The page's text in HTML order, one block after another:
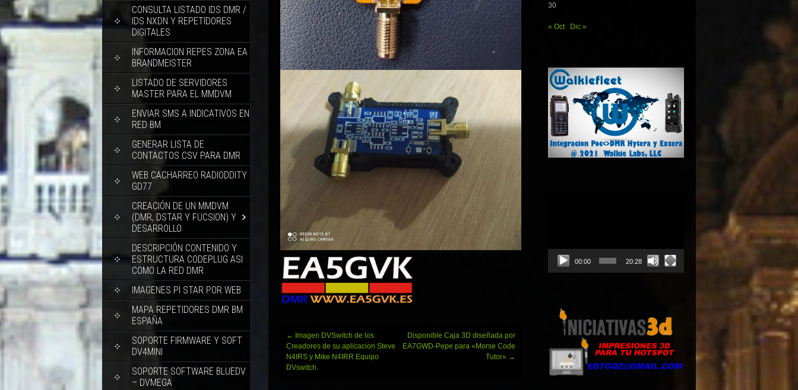
CONSULTA LISTADO IDS DMR /
IDS NXDN Y REPETIDORES
DIGITALES
INFORMACION REPES ZONA EA
BRANDMEISTER
LISTADO DE SERVIDORES
MASTER PARA EL MMDVM
ENVIAR SMS A INDICATIVOS EN
RED BM
GENERAR LISTA DE
CONTACTOS CSV PARA DMR
WEB CACHARREO RADIODDITY
GD77
CREACIÓN DE UN MMDVM
(DMR, DSTAR Y FUCSION) Y
DESARROLLO
DESCRIPCIÓN CONTENIDO Y
ESTRUCTURA CODEPLUG ASI
COMO LA RED DMR
IMAGENES PI STAR POR WEB
MAPA REPETIDORES DMR BM
ESPAÑA
SOPORTE FIRMWARE Y SOFT
DV4MINI
SOPORTE SOFTWARE BLUEDV
– DVMEGA
Navegación
de
entradas
← Imagen DVSwitch de los
Creadores de su aplicacion Steve
N4IRS y Mike N4IRR Equipo
DVswitch.
Disponible Caja 3D diseñada por
EA7GWD-Pepe para «Morse Code
Tutor» →
30
« Oct Dic »
00:00 20:28